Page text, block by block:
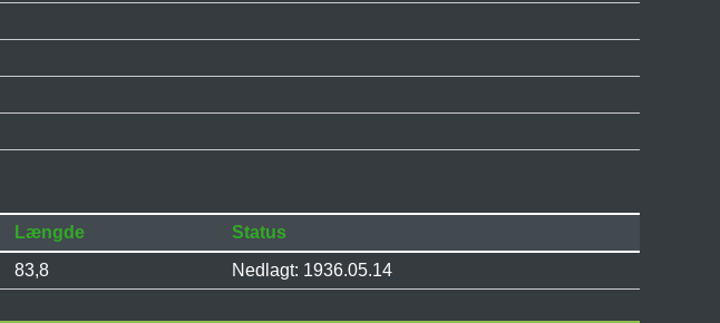
Længde
Status
83,8 Nedlagt: 1936.05.14